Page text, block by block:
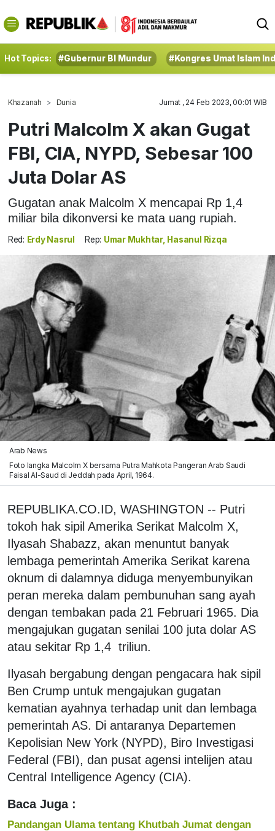
Hot Topics: #Gubernur BI Mundur #Kongres Umat Islam
Khazanah Dunia Jumat , 24 Feb 2023, 00:01 WIB
Putri Malcolm X akan Gugat
FBI, CIA, NYPD, Sebesar 100
Juta Dolar AS
Gugatan anak Malcolm X mencapai Rp 1,4
miliar bila dikonversi ke mata uang rupiah.
Red: Erdy Nasrul Rep: Umar Mukhtar, Hasanul Rizqa
Arab News
Foto langka Malcolm X bersama Putra Mahkota Pangeran Arab Saudi
Faisal Al-Saud di Jeddah pada April, 1964.
REPUBLIKA.CO.ID, WASHINGTON -- Putri
tokoh hak sipil Amerika Serikat Malcolm X,
Ilyasah Shabazz, akan menuntut banyak
lembaga pemerintah Amerika Serikat karena
oknum di dalamnya diduga menyembunyikan
peran mereka dalam pembunuhan sang ayah
dengan tembakan pada 21 Februari 1965. Dia
mengajukan gugatan senilai 100 juta dolar AS
atau sekitar Rp 1,4 triliun.
Ilyasah bergabung dengan pengacara hak sipil
Ben Crump untuk mengajukan gugatan
kematian ayahnya terhadap unit dan lembaga
pemerintah AS. Di antaranya Departemen
Kepolisian New York (NYPD), Biro Investigasi
Federal (FBI), dan pusat agensi intelijen atau
Central Intelligence Agency (CIA).
Baca Juga :
Pandangan Ulama tentang Khutbah Jumat dengan